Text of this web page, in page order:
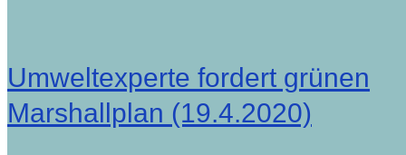
Umweltexperte fordert grünen
Marshallplan (19.4.2020)